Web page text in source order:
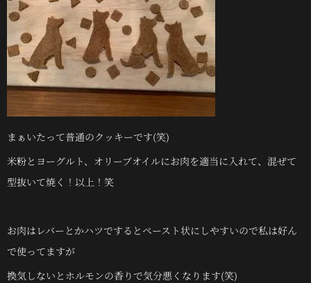
まぁいたって普通のクッキーです(笑)
米粉とヨーグルト、オリーブオイルにお肉を適当に入れて、混ぜて
型抜いて焼く！以上！笑
お肉はレバーとかハツでするとペースト状にしやすいので私は好ん
で使ってますが
換気しないとホルモンの香りで気分悪くなります(笑)